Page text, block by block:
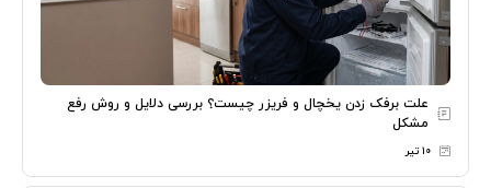
علت برفک زدن یخچال و فریزر چیست؟ بررسی دلایل و روش رفع
مشکل
۱۰ تیر